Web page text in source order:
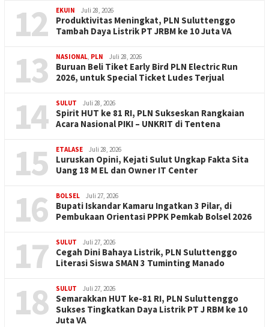
12 EKUIN Juli 28, 2026
Produktivitas Meningkat, PLN Suluttenggo
Tambah Daya Listrik PT JRBM ke 10 Juta VA
13 NASIONAL, PLN Juli 28, 2026
Buruan Beli Tiket Early Bird PLN Electric Run
2026, untuk Special Ticket Ludes Terjual
14 SULUT Juli 28, 2026
Spirit HUT ke 81 RI, PLN Sukseskan Rangkaian
Acara Nasional PIKI – UNKRIT di Tentena
15 ETALASE Juli 28, 2026
Luruskan Opini, Kejati Sulut Ungkap Fakta Sita
Uang 18 M EL dan Owner IT Center
16 BOLSEL Juli 27, 2026
Bupati Iskandar Kamaru Ingatkan 3 Pilar, di
Pembukaan Orientasi PPPK Pemkab Bolsel 2026
17 SULUT Juli 27, 2026
Cegah Dini Bahaya Listrik, PLN Suluttenggo
Literasi Siswa SMAN 3 Tuminting Manado
18 SULUT Juli 27, 2026
Semarakkan HUT ke-81 RI, PLN Suluttenggo
Sukses Tingkatkan Daya Listrik PT J RBM ke 10
Juta VA